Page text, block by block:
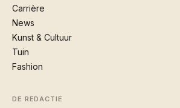
Carrière
News
Kunst & Cultuur
Tuin
Fashion
DE REDACTIE